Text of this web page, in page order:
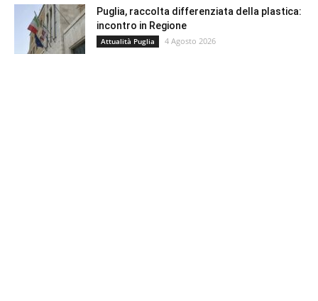
Puglia, raccolta differenziata della plastica:
incontro in Regione
Attualità Puglia 4 Agosto 2026